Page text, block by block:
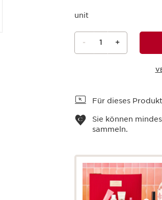
unit
- 1 +
Für dieses
Sie können
sammeln.